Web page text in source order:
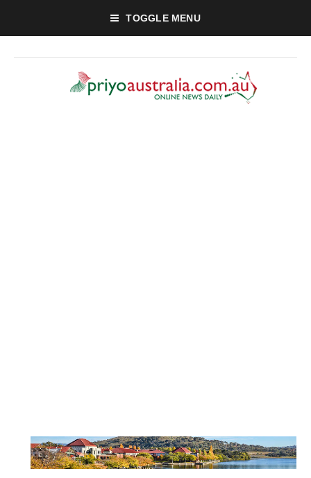
TOGGLE MENU